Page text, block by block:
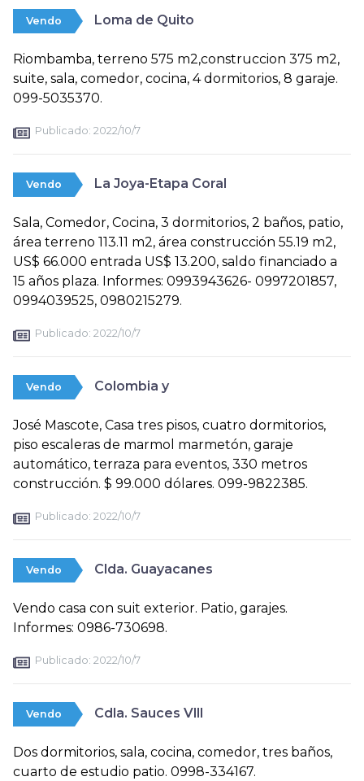
Vendo Loma de Quito
Riombamba, terreno 575 m2,construccion 375 m2,
suite, sala, comedor, cocina, 4 dormitorios, 8 garaje.
099-5035370.
Publicado: 2022/10/7
Vendo La Joya-Etapa Coral
Sala, Comedor, Cocina, 3 dormitorios, 2 baños, patio,
área terreno 113.11 m2, área construcción 55.19 m2,
US$ 66.000 entrada US$ 13.200, saldo financiado a
15 años plaza. Informes: 0993943626- 0997201857,
0994039525, 0980215279.
Publicado: 2022/10/7
Vendo Colombia y
José Mascote, Casa tres pisos, cuatro dormitorios,
piso escaleras de marmol marmetón, garaje
automático, terraza para eventos, 330 metros
construcción. $ 99.000 dólares. 099-9822385.
Publicado: 2022/10/7
Vendo Clda. Guayacanes
Vendo casa con suit exterior. Patio, garajes.
Informes: 0986-730698.
Publicado: 2022/10/7
Vendo Cdla. Sauces Vlll
Dos dormitorios, sala, cocina, comedor, tres baños,
cuarto de estudio patio. 0998-334167.